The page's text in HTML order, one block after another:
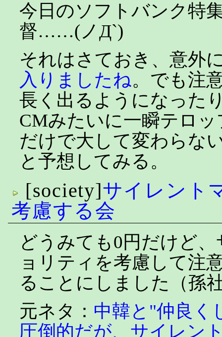
今日のソフトバンク特
督……(ノД`)
それはさておき、意外
入りましたね。でも注
長く出るようになった
CMみたいに一瞬テロ
だけで大して変わらな
と予想してみる。
[society]サイレント
考慮する会
どうみても0円だけど
ョリティを考慮して注
ることにしました（孫
元ネタ： 中韓と"仲良く
圧倒的だが、サイレン